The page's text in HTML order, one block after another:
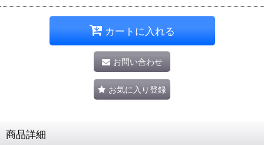
カートに入れる
お問い合わせ
お気に入り登録
商品詳細